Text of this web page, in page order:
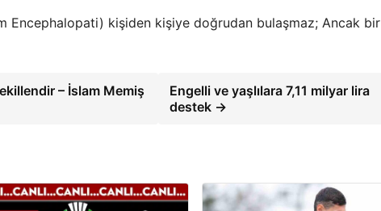
Encephalopati) kişiden kişiye doğrudan bulaşmaz; Ancak bir
– İslam Memiş
Engelli ve yaşlılara 7,11 milyar lira
destek →